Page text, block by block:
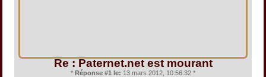
Re : Paternet.net est mourant
* Réponse #1 le: 13 mars 2012, 10:56:32 *